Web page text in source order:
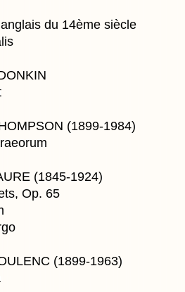
du 14ème siècle
(1899-1984)
(1845-1924)
Op. 65
(1899-1963)